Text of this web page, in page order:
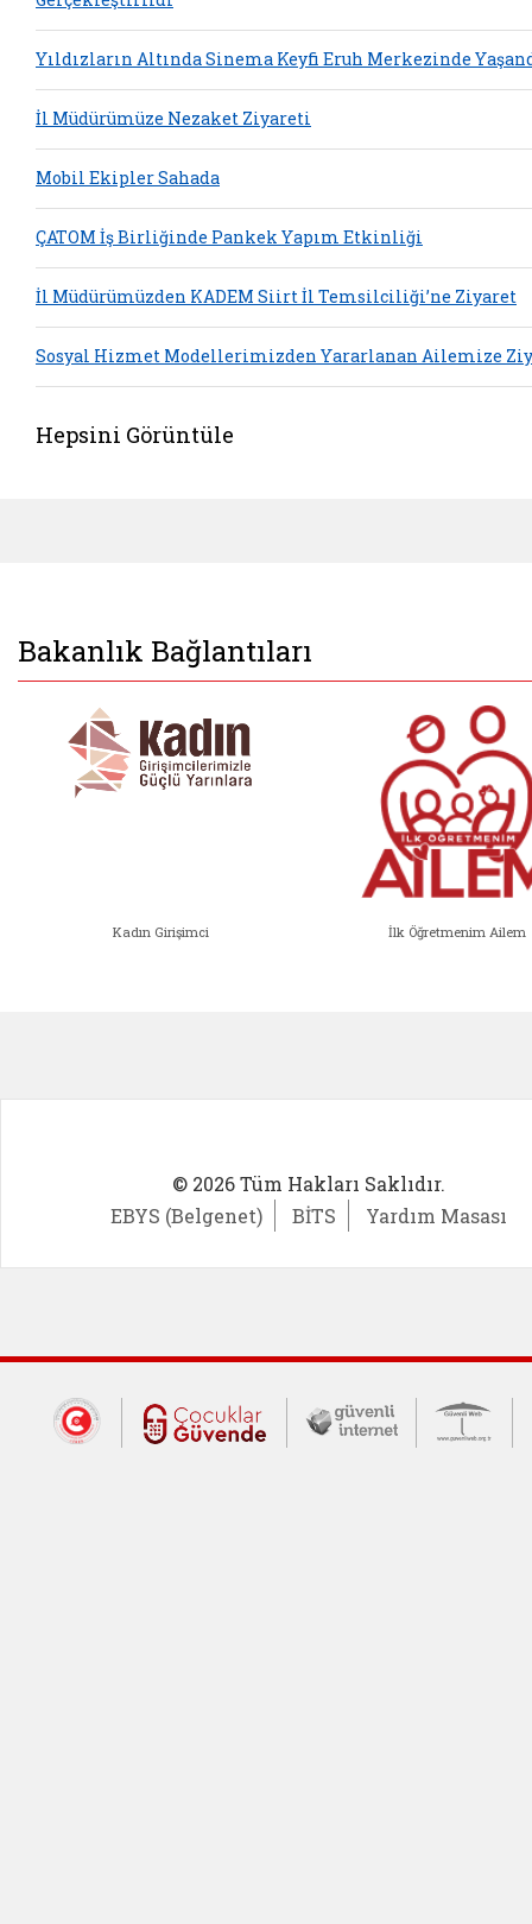
Yıldızların Altında Sinema Keyfi Eruh Merkezinde
İl Müdürümüze Nezaket Ziyareti
Mobil Ekipler Sahada
ÇATOM İş Birliğinde Pankek Yapım Etkinliği
İl Müdürümüzden KADEM Siirt İl Temsilciliği’ne Ziyaret
Sosyal Hizmet Modellerimizden Yararlanan Ailemize
Hepsini Görüntüle
Bakanlık Bağlantıları
Kadın Girişimci İlk Öğretmenim Ailem
© 2026 Tüm Hakları Saklıdır.
EBYS (Belgenet)
BİTS Yardım Masası
Dış Bağlantılar
Cumhurbaşkanlığı İletişim Merkezi
Çocuklar Güvende (yeni
Güvenli